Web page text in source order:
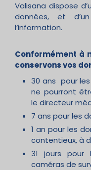
Valisana dispose
données, et
l’information.
Conformément à
conservons vos
30 ans pour
ne pourront
le directeur
7 ans pour les
1 an pour les
contentieux, à
31 jours
caméras de